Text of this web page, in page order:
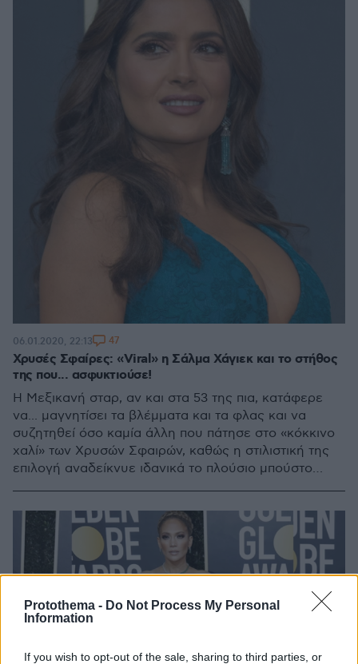
Protothema - Do Not Process My Personal
Information
If you wish to opt-out of the sale, sharing to third parties, or
Χρυσές Σφαίρες: «Viral» η Σάλμα Χάγιεκ και το στήθος
της που... ασφυκτιούσε!
Η Μεξικανή σταρ, αν και στα 53 της πια, κατάφερε
να... μαγνητίσει τα βλέμματα και τα φλας και να
συζητηθεί όσο καμία άλλη που πάτησε στο «κόκκινο
χαλί» των Χρυσών Σφαιρών, καθώς η στιλιστική της
επιλογή αναδείκνυε ιδανικά το πλούσιο μπούστο
06.01.2020, 22:13 47